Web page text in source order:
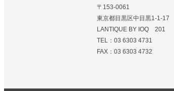
〒153-0061
東京都目黒区中目黒1-1-17
LANTIQUE BY IOQ 201
TEL：03 6303 4731
FAX：03 6303 4732